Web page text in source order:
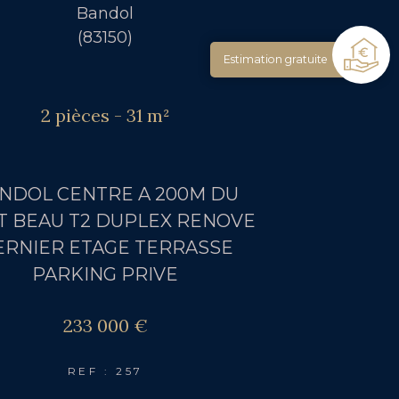
Bandol
(83150)
2 pièces - 31 m²
CENTRE A 200M DU
BEAU T2 DUPLEX RENOVE
ETAGE TERRASSE
PARKING PRIVE
233 000 €
REF : 257
Estimation gratuite